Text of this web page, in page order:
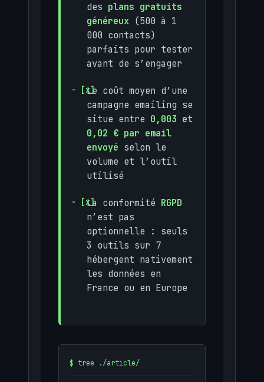
des plans gratuits
généreux (500 à 1
000 contacts)
parfaits pour tester
avant de s’engager
Le coût moyen d’une
campagne emailing se
situe entre 0,003 et
0,02 € par email
envoyé selon le
volume et l’outil
utilisé
La conformité RGPD
n’est pas
optionnelle : seuls
3 outils sur 7
hébergent nativement
les données en
France ou en Europe